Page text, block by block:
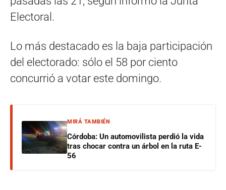
Electoral.
Lo más destacado es la baja participación
del electorado: sólo el 58 por ciento
concurrió a votar este domingo.
MIRÁ TAMBIÉN
Córdoba: Un automovilista perdió la vida
tras chocar contra un árbol en la ruta E-
56